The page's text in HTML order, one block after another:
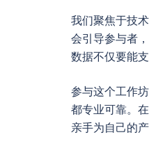
我们聚焦于技
会引导参与者
数据不仅要能
参与这个工作
都专业可靠。
亲手为自己的